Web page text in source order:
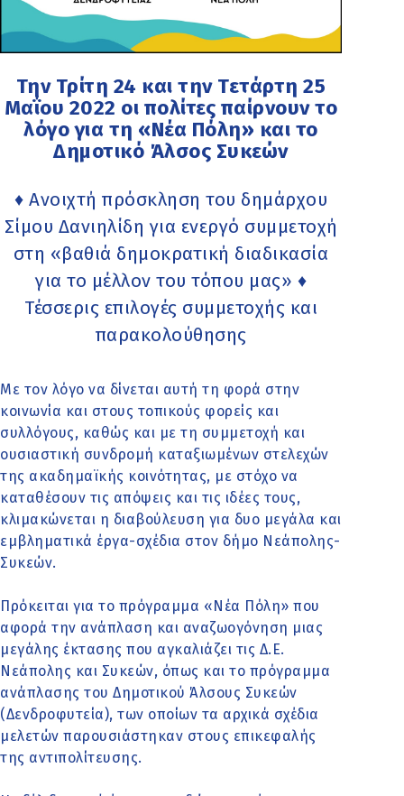
Την Τρίτη 24 και την Τετάρτη 25
Μαΐου 2022 οι πολίτες παίρνουν το
λόγο για τη «Νέα Πόλη» και το
Δημοτικό Άλσος Συκεών
♦ Ανοιχτή πρόσκληση του δημάρχου
Σίμου Δανιηλίδη για ενεργό συμμετοχή
στη «βαθιά δημοκρατική διαδικασία
για το μέλλον του τόπου μας» ♦
Τέσσερις επιλογές συμμετοχής και
παρακολούθησης
Με τον λόγο να δίνεται αυτή τη φορά στην
κοινωνία και στους τοπικούς φορείς και
συλλόγους, καθώς και με τη συμμετοχή και
ουσιαστική συνδρομή καταξιωμένων στελεχών
της ακαδημαϊκής κοινότητας, με στόχο να
καταθέσουν τις απόψεις και τις ιδέες τους,
κλιμακώνεται η διαβούλευση για δυο μεγάλα και
εμβληματικά έργα-σχέδια στον δήμο Νεάπολης-
Συκεών.
Πρόκειται για το πρόγραμμα «Νέα Πόλη» που
αφορά την ανάπλαση και αναζωογόνηση μιας
μεγάλης έκτασης που αγκαλιάζει τις Δ.Ε.
Νεάπολης και Συκεών, όπως και το πρόγραμμα
ανάπλασης του Δημοτικού Άλσους Συκεών
(Δενδροφυτεία), των οποίων τα αρχικά σχέδια
μελετών παρουσιάστηκαν στους επικεφαλής
της αντιπολίτευσης.